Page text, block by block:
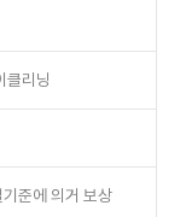
클리닝
준에 의거 보상